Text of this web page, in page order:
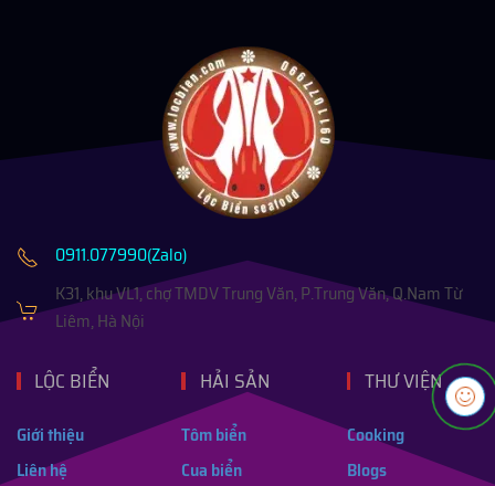
0911.077990(Zalo)
K31, khu VL1, chợ TMDV Trung Văn, P.Trung Văn, Q.Nam Từ
Liêm, Hà Nội
LỘC BIỂN
Giới thiệu
Liên hệ
HẢI SẢN
Tôm biển
Cua biển
THƯ VIỆN
Cooking
Blogs